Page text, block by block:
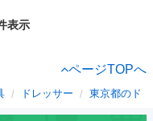
表示
ページTOPへ
ドレッサー 東京都のド